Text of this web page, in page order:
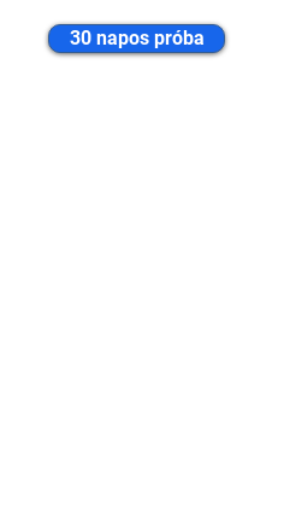
30 napos próba